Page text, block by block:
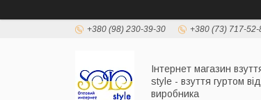
+380 (98) 230-39-30 +380 (73) 717-52-
Інтернет магазин
style - взуття гуртом від
виробника